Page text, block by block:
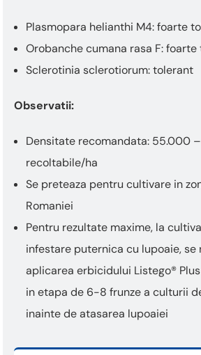
Plasmopara helianthi M4: foarte
Orobanche cumana rasa F:
Sclerotinia sclerotiorum: tolerant
Observatii:
Densitate recomandata: 55.000
recoltabile/ha
Se preteaza pentru cultivare in
Romaniei
Pentru rezultate maxime, la
infestare puternica cu lupoaie, se
aplicarea erbicidului Listego®
in etapa de 6-8 frunze a culturii
inainte de atasarea lupoaiei